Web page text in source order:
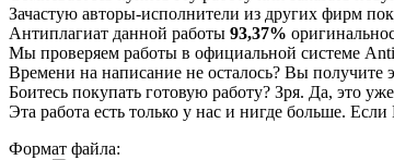
Зачастую авторы-исполнители из других фирм
Антиплагиат данной работы 93,37%
Мы проверяем работы в официальной системе
Времени на написание не осталось? Вы получите
Боитесь покупать готовую работу? Зря. Да, это
Эта работа есть только у нас и нигде больше.
Формат файла: